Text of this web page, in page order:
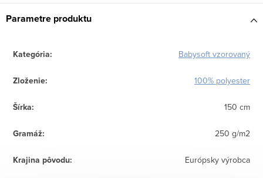
Parametre produktu
Kategória: Babysoft vzorovaný
Zloženie: 100% polyester
Šírka: 150 cm
Gramáž: 250 g/m2
Krajina pôvodu: Európsky výrobca